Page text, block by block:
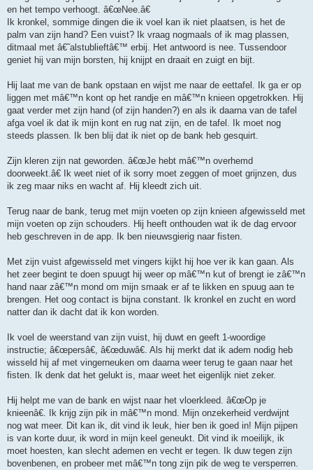
en het tempo verhoogt. â€œNee.â€
Ik kronkel, sommige dingen die ik voel kan ik niet plaatsen, is het de
palm van zijn hand? Een vuist? Ik vraag nogmaals of ik mag plassen,
ditmaal met â€˜alstublieftâ€™ erbij. Het antwoord is nee. Tussendoor
geniet hij van mijn borsten, hij knijpt en draait en zuigt en bijt.
Hij laat me van de bank opstaan en wijst me naar de eettafel. Ik ga er op
liggen met mâ€™n kont op het randje en mâ€™n knieen opgetrokken. Hij
gaat verder met zijn hand (of zijn handen?) en als ik daarna van de tafel
afga voel ik dat ik mijn kont en rug nat zijn, en de tafel. Ik moet nog
steeds plassen. Ik ben blij dat ik niet op de bank heb gesquirt.
Zijn kleren zijn nat geworden. â€œJe hebt mâ€™n overhemd
doorweekt.â€ Ik weet niet of ik sorry moet zeggen of moet grijnzen, dus
ik zeg maar niks en wacht af. Hij kleedt zich uit.
Terug naar de bank, terug met mijn voeten op zijn knieen afgewisseld met
mijn voeten op zijn schouders. Hij heeft onthouden wat ik de dag ervoor
heb geschreven in de app. Ik ben nieuwsgierig naar fisten.
Met zijn vuist afgewisseld met vingers kijkt hij hoe ver ik kan gaan. Als
het zeer begint te doen spuugt hij weer op mâ€™n kut of brengt ie zâ€™n
hand naar zâ€™n mond om mijn smaak er af te likken en spuug aan te
brengen. Het oog contact is bijna constant. Ik kronkel en zucht en word
natter dan ik dacht dat ik kon worden.
Ik voel de weerstand van zijn vuist, hij duwt en geeft 1-woordige
instructie; â€œpersâ€, â€œduwâ€. Als hij merkt dat ik adem nodig heb
wisseld hij af met vingerneuken om daarna weer terug te gaan naar het
fisten. Ik denk dat het gelukt is, maar weet het eigenlijk niet zeker.
Hij helpt me van de bank en wijst naar het vloerkleed. â€œOp je
knieenâ€. Ik krijg zijn pik in mâ€™n mond. Mijn onzekerheid verdwijnt
nog wat meer. Dit kan ik, dit vind ik leuk, hier ben ik goed in! Mijn pijpen
is van korte duur, ik word in mijn keel geneukt. Dit vind ik moeilijk, ik
moet hoesten, kan slecht ademen en vecht er tegen. Ik duw tegen zijn
bovenbenen, en probeer met mâ€™n tong zijn pik de weg te versperren.